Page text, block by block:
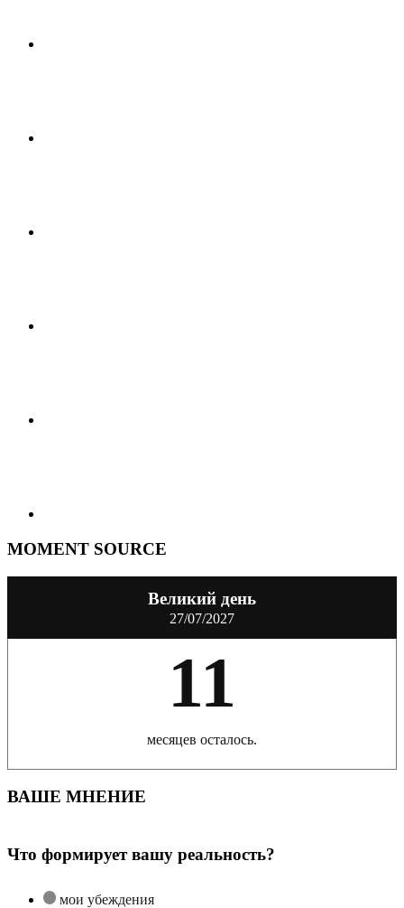
MOMENT SOURCE
Великий день
27/07/2027
11
месяцев осталось.
ВАШЕ МНЕНИЕ
Что формирует вашу реальность?
мои убеждения